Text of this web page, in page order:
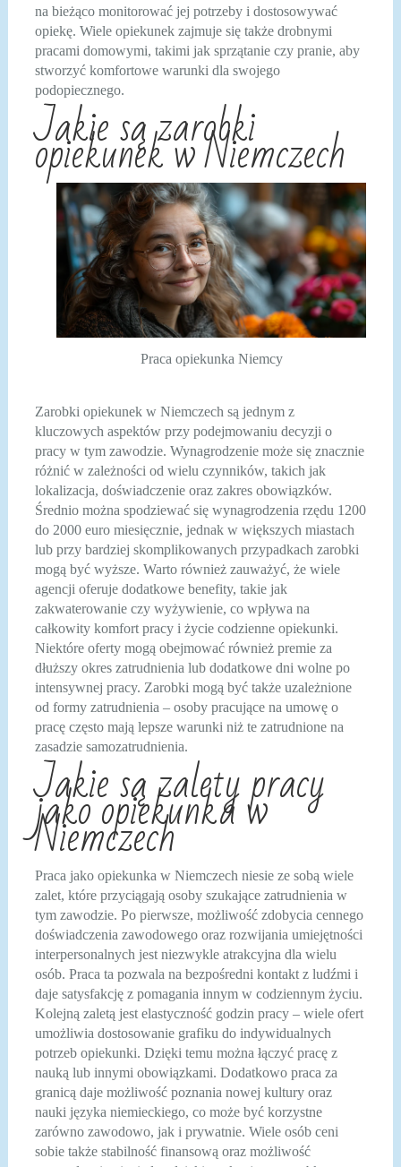
na bieżąco monitorować jej potrzeby i dostosowywać
opiekę. Wiele opiekunek zajmuje się także drobnymi
pracami domowymi, takimi jak sprzątanie czy pranie, aby
stworzyć komfortowe warunki dla swojego
podopiecznego.
Jakie są zarobki
opiekunek w Niemczech
Praca opiekunka Niemcy
Zarobki opiekunek w Niemczech są jednym z
kluczowych aspektów przy podejmowaniu decyzji o
pracy w tym zawodzie. Wynagrodzenie może się znacznie
różnić w zależności od wielu czynników, takich jak
lokalizacja, doświadczenie oraz zakres obowiązków.
Średnio można spodziewać się wynagrodzenia rzędu 1200
do 2000 euro miesięcznie, jednak w większych miastach
lub przy bardziej skomplikowanych przypadkach zarobki
mogą być wyższe. Warto również zauważyć, że wiele
agencji oferuje dodatkowe benefity, takie jak
zakwaterowanie czy wyżywienie, co wpływa na
całkowity komfort pracy i życie codzienne opiekunki.
Niektóre oferty mogą obejmować również premie za
dłuższy okres zatrudnienia lub dodatkowe dni wolne po
intensywnej pracy. Zarobki mogą być także uzależnione
od formy zatrudnienia – osoby pracujące na umowę o
pracę często mają lepsze warunki niż te zatrudnione na
zasadzie samozatrudnienia.
Jakie są zalety pracy
jako opiekunka w
Niemczech
Praca jako opiekunka w Niemczech niesie ze sobą wiele
zalet, które przyciągają osoby szukające zatrudnienia w
tym zawodzie. Po pierwsze, możliwość zdobycia cennego
doświadczenia zawodowego oraz rozwijania umiejętności
interpersonalnych jest niezwykle atrakcyjna dla wielu
osób. Praca ta pozwala na bezpośredni kontakt z ludźmi i
daje satysfakcję z pomagania innym w codziennym życiu.
Kolejną zaletą jest elastyczność godzin pracy – wiele ofert
umożliwia dostosowanie grafiku do indywidualnych
potrzeb opiekunki. Dzięki temu można łączyć pracę z
nauką lub innymi obowiązkami. Dodatkowo praca za
granicą daje możliwość poznania nowej kultury oraz
nauki języka niemieckiego, co może być korzystne
zarówno zawodowo, jak i prywatnie. Wiele osób ceni
sobie także stabilność finansową oraz możliwość